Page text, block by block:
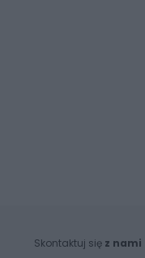
Skontaktuj się z nami